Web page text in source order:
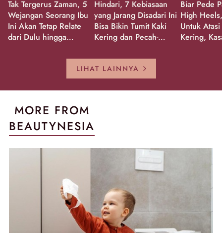
Tak Tergerus Zaman, 5
Wejangan Seorang Ibu
Ini Akan Tetap Relate
dari Dulu hingga
Hindari, 7 Kebiasaan
yang Jarang Disadari Ini
Bisa Bikin Tumit Kaki
Kering dan Pecah-
Biar Pede
High
Untuk
Kering,
LIHAT LAINNYA
MORE FROM
BEAUTYNESIA